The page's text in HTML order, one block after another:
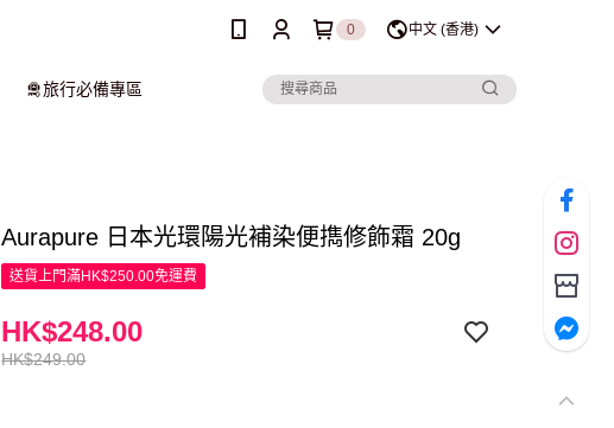
0 中文 (香港)
🛅旅行必備專區
Aurapure 日本光環陽光補染便擕修飾霜 20g
送貨上門滿HK$250.00免運費
HK$249.00
HK$248.00